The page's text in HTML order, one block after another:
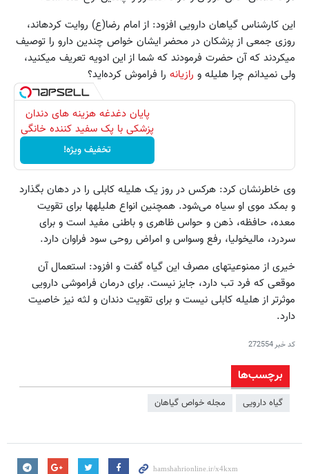
این کارشناس گیاهان دارویی افزود: از امام رضا(ع) روایت کرده‎اند،
روزی جمعی از پزشکان در محضر ایشان خواص چندین دارو را توصیف
می‎کردند که آن حضرت فرمودند که شما از این ادویه تعریف می‎کنید،
ولی نمی‎دانم چرا هلیله و
رازیانه را فراموش کرده‌اید؟
پایان دغدغه هزینه های دندان
پزشکی با پک سفید کننده خانگی
تخفیف ویژه!
وی خاطرنشان کرد: هرکس در روز یک هلیله کابلی را در دهان بگذارد
و بمکد موی او سیاه می‌شود. همچنین انواع هلیله‎ها برای تقویت
معده، حافظه، ذهن و حواس ظاهری و باطنی مفید است و برای
سردرد، مالیخولیا، رفع وسواس و امراض روحی سود فراوان دارد.
خیری از ممنوعیت‎های مصرف این گیاه گفت و افزود: استعمال آن
موقعی که فرد تب دارد، جایز نیست. برای درمان فراموشی دارویی
موثرتر از هلیله کابلی نیست و برای تقویت دندان و لثه نیز خاصیت
دارد.
کد خبر272554
برچسب‌ها
گیاه دارویی مجله خواص گیاهان